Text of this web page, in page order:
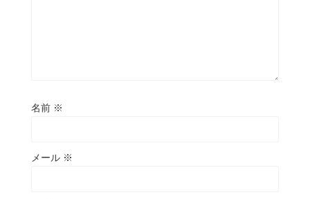
名前 ※
メール ※